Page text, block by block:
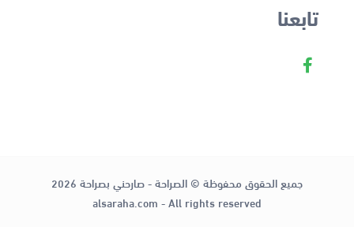
تابعنا
جميع الحقوق محفوظة © الصراحة - صارحني بصراحة 2026
alsaraha.com - All rights reserved